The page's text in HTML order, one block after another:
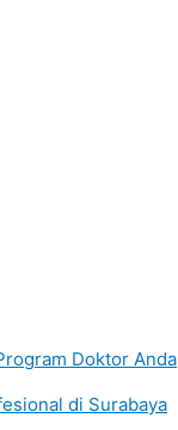
Doktor Anda
di Surabaya